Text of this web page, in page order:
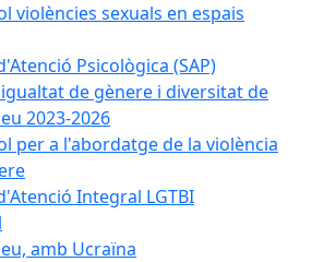
violències sexuals en espais
Psicològica (SAP)
de gènere i diversitat de
2023-2026
per a l'abordatge de la violència
Integral LGTBI
amb Ucraïna